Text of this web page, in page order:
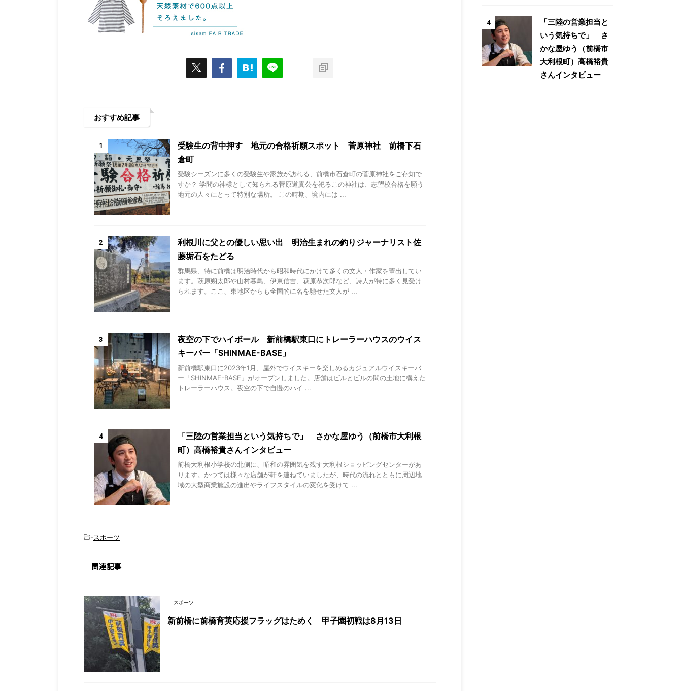
おすすめ記事
1
受験生の背中押す 地元の合格祈願スポット 菅原神社 前橋下石
倉町
受験シーズンに多くの受験生や家族が訪れる、前橋市石倉町の菅原神社をご存知で
すか？ 学問の神様として知られる菅原道真公を祀るこの神社は、志望校合格を願う
地元の人々にとって特別な場所。 この時期、境内には ...
2
利根川に父との優しい思い出 明治生まれの釣りジャーナリスト佐
藤垢石をたどる
群馬県、特に前橋は明治時代から昭和時代にかけて多くの文人・作家を輩出してい
ます。萩原朔太郎や山村暮鳥、伊東信吉、萩原恭次郎など、詩人が特に多く見受け
られます。ここ、東地区からも全国的に名を馳せた文人が ...
3
夜空の下でハイボール 新前橋駅東口にトレーラーハウスのウイス
キーバー「SHINMAE-BASE」
新前橋駅東口に2023年1月、屋外でウイスキーを楽しめるカジュアルウイスキーバ
ー「SHINMAE-BASE」がオープンしました。店舗はビルとビルの間の土地に構えた
トレーラーハウス。夜空の下で自慢のハイ ...
4
「三陸の営業担当という気持ちで」 さかな屋ゆう（前橋市大利根
町）高橋裕貴さんインタビュー
前橋大利根小学校の北側に、昭和の雰囲気を残す大利根ショッピングセンターがあ
ります。かつては様々な店舗が軒を連ねていましたが、時代の流れとともに周辺地
域の大型商業施設の進出やライフスタイルの変化を受けて ...
-スポーツ
関連記事
スポーツ
新前橋に前橋育英応援フラッグはためく 甲子園初戦は8月13日
4
「三陸の営業担当と
いう気持ちで」 さ
かな屋ゆう（前橋市
大利根町）高橋裕貴
さんインタビュー